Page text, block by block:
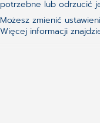
potrzebne lub odrzucić
Możesz zmienić
Więcej informacji